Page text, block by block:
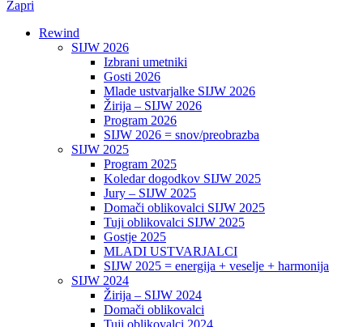
Zapri
Rewind
SIJW 2026
Izbrani umetniki
Gosti 2026
Mlade ustvarjalke SIJW 2026
Žirija – SIJW 2026
Program 2026
SIJW 2026 = snov/preobrazba
SIJW 2025
Program 2025
Koledar dogodkov SIJW 2025
Jury – SIJW 2025
Domači oblikovalci SIJW 2025
Tuji oblikovalci SIJW 2025
Gostje 2025
MLADI USTVARJALCI
SIJW 2025 = energija + veselje + harmonija
SIJW 2024
Žirija – SIJW 2024
Domači oblikovalci